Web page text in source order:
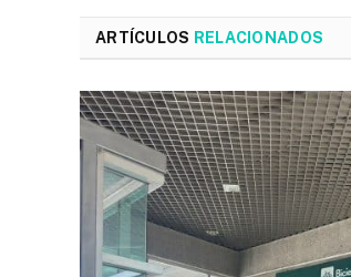
ARTÍCULOS RELACIONADOS